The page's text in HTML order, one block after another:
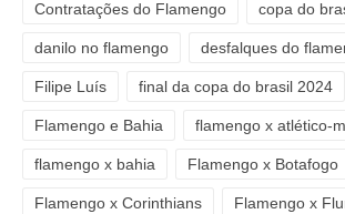
Contratações do Flamengo copa do
danilo no flamengo desfalques do
Filipe Luís final da copa do brasil 2024
Flamengo e Bahia flamengo x atlético-
flamengo x bahia Flamengo x Botafogo
Flamengo x Corinthians Flamengo x